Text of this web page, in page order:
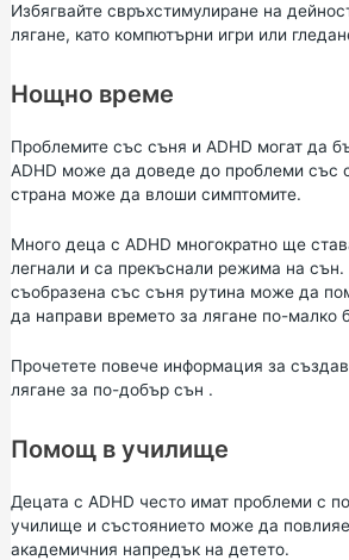
Избягвайте свръхстимулиране на
лягане, като компютърни игри или
Нощно време
Проблемите със съня и ADHD могат да
ADHD може да доведе до проблеми със
страна може да влоши симптомите.
Много деца с ADHD многократно ще
легнали и са прекъснали режима на сън.
съобразена със съня рутина може да
да направи времето за лягане по-малко
Прочетете повече информация за
лягане за по-добър сън .
Помощ в училище
Децата с ADHD често имат проблеми с
училище и състоянието може да повлияе
академичния напредък на детето.